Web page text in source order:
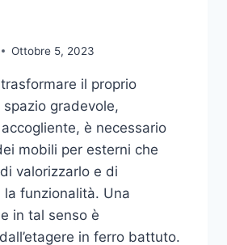
Ottobre 5, 2023
il proprio
gradevole,
è necessario
mobili per esterni che
valorizzarlo e di
la funzionalità. Una
in tal senso è
in ferro battuto.